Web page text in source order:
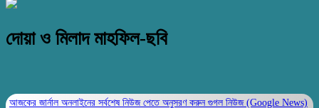
দোয়া ও মিলাদ মাহফিল-ছবি
আজকের জার্নাল অনলাইনের সর্বশেষ নিউজ পেতে অনুসরণ করুন গুগল নিউজ (Google News)